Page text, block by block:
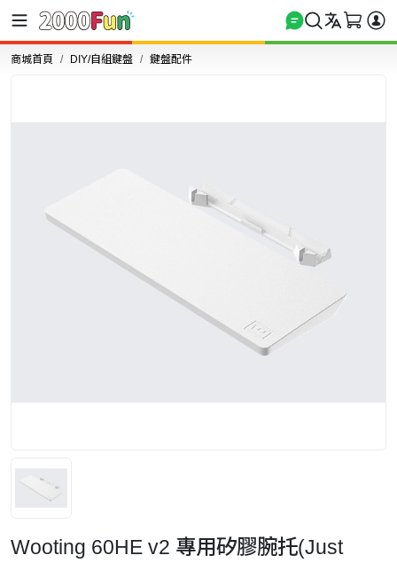
商城首頁 DIY/自組鍵盤 鍵盤配件
Wooting 60HE v2 專用矽膠腕托(Just